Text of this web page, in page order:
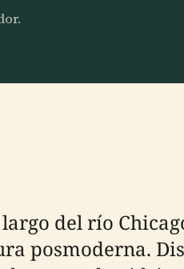
del río
posmoderna.